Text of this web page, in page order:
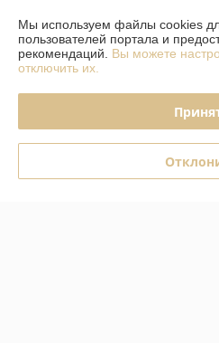
Полная версия сайта
Политика обработки cookies
Сайт создан на платформе
Мы используем файлы cookies
пользователей портала и
рекомендаций. Вы можете
отключить их.